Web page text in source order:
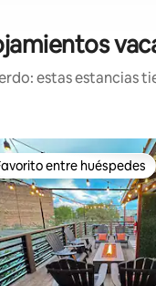
estas
entre huéspedes
entre huéspedes